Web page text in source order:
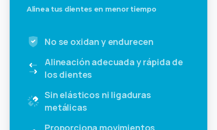
Alinea tus dientes en menor tiempo
No se oxidan y endurecen
Alineación adecuada y rápida de
los dientes
Sin elásticos ni ligaduras
metálicas
Proporciona movimientos